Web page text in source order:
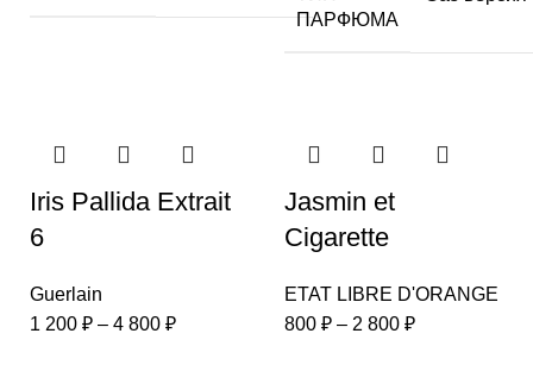
ПАРФЮМА
Iris Pallida Extrait
6
Guerlain
1 200 ₽ – 4 800 ₽
Jasmin et
Cigarette
ETAT LIBRE D'ORANGE
800 ₽ – 2 800 ₽